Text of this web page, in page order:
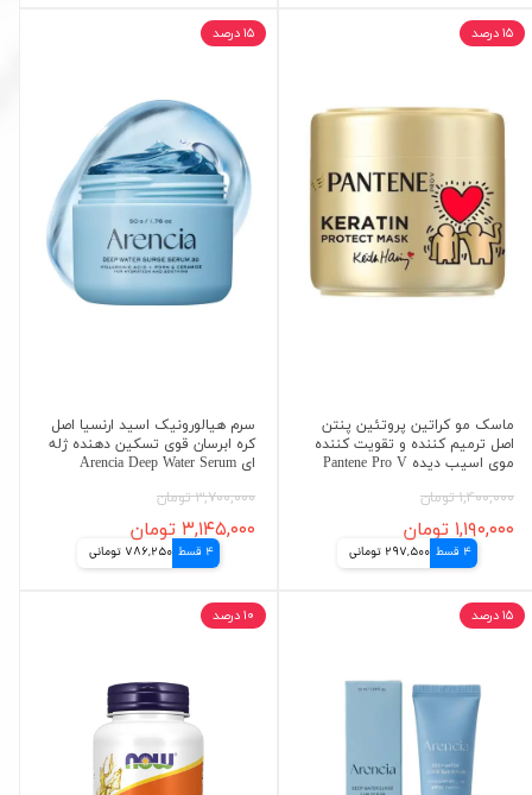
ماسک مو کراتین پروتئین پنتن
اصل ترمیم کننده و تقویت کننده
موی اسیب دیده Pantene Pro V
۱,۴۰۰,۰۰۰ تومان
۱,۱۹۰,۰۰۰ تومان
4 قسط 297,500 تومانی
۱۵ درصد
سرم هیالورونیک اسید ارنسیا اصل
کره ابرسان قوی تسکین دهنده ژله
ای Arencia Deep Water Serum
۳,۷۰۰,۰۰۰ تومان
۳,۱۴۵,۰۰۰ تومان
4 قسط 786,250 تومانی
۱۵ درصد
۱۵ درصد ۱۰ درصد